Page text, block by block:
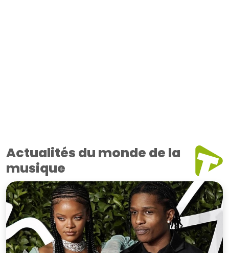
Actualités du monde de la
musique